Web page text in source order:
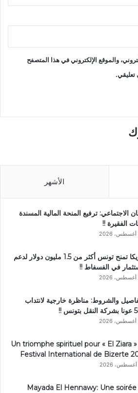
والموقع الإلكتروني في هذا المتصفح
تعليقي.
الأشهر
الاجتماعي: ترفيع المنحة المالية المسندة
الفقيرة !!
أمريكا تمنح تونس أكثر من 1.5 مليون دولار لدعم
في الفسفاط !!
والشروط: مناظرة خارجية لانتداب
!!
Un triomphe spirituel pour « El Ziara
Festival International de Bizerte
Mayada El Hennawy: Une